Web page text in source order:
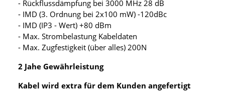
- Rückflussdämpfung bei 3000 MHz 28 dB
- IMD (3. Ordnung bei 2x100 mW) -120dBc
- IMD (IP3 - Wert) +80 dBm
- Max. Strombelastung Kabeldaten
- Max. Zugfestigkeit (über alles) 200N
2 Jahe Gewährleistung
Kabel wird extra für dem Kunden angefertigt